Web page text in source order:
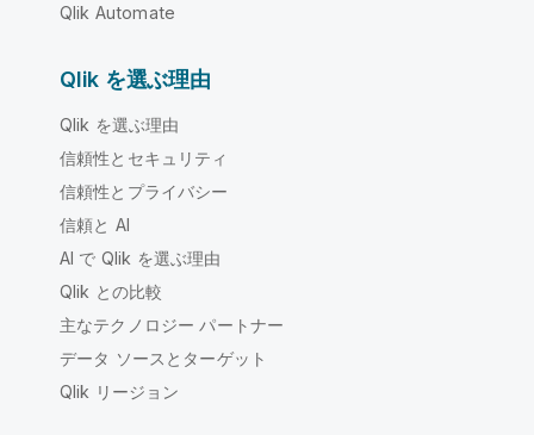
Qlik Automate
Qlik を選ぶ理由
Qlik を選ぶ理由
信頼性とセキュリティ
信頼性とプライバシー
信頼と AI
AI で Qlik を選ぶ理由
Qlik との比較
主なテクノロジー パートナー
データ ソースとターゲット
Qlik リージョン